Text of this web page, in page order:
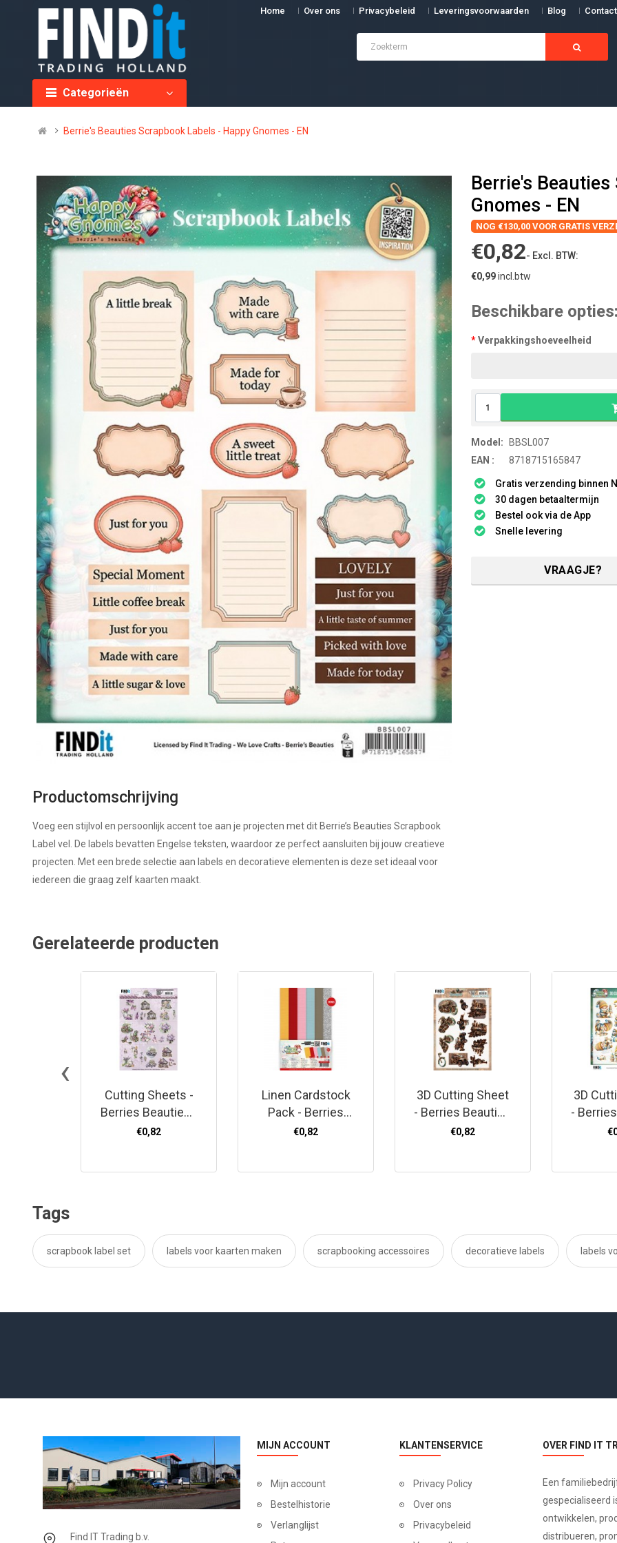
Home Over ons Privacybeleid Leveringsvoorwaarden Blog Contact
Categorieën
Berrie's Beauties Scrapbook Labels - Happy Gnomes - EN
Productomschrijving
Voeg een stijlvol en persoonlijk accent toe aan je projecten met dit Berrie’s Beauties Scrapbook
Label vel. De labels bevatten Engelse teksten, waardoor ze perfect aansluiten bij jouw creatieve
projecten. Met een brede selectie aan labels en decoratieve elementen is deze set ideaal voor
iedereen die graag zelf kaarten maakt.
Berrie's
Gnomes - EN
NOG €130,00 VOOR GRATIS
€0,82- Excl. BTW:
€0,99incl.btw
Beschikbare opties:
Verpakkingshoeveelheid
Model: BBSL007
EAN :
8718715165847
Gratis verzending binnen
30 dagen betaaltermijn
Bestel ook via de App
Snelle levering
VRAAGJE?
Gerelateerde producten
Cutting Sheets -
Berries Beauties -
Lovely Lilacs -
€0,82
Linen Cardstock
Pack - Berries
Beauties - Happy
€0,82
3D Cutting Sheet
- Berries Beauties
- Steampunk -
€0,82
3D
-
- Happy
‹
Tags
scrapbook label set labels voor kaarten maken scrapbooking accessoires decoratieve labels labels
Find IT Trading b.v.
MIJN ACCOUNT
Mijn account
Bestelhistorie
Verlanglijst
KLANTENSERVICE
Privacy Policy
Over ons
Privacybeleid
OVER FIND IT
Een
gespecialiseerd
ontwikkelen,
distribueren,